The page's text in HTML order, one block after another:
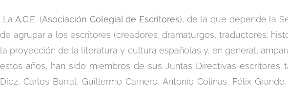
LaA.C.E. (Asociación Colegial de Escritores), de la que depende la
de agrupar a los escritores (creadores, dramaturgos, traductores,
la proyección de la literatura y cultura españolas y, en general,
estos años, han sido miembros de sus Juntas Directivas
Díez, Carlos Barral, Guillermo Carnero, Antonio Colinas, Félix